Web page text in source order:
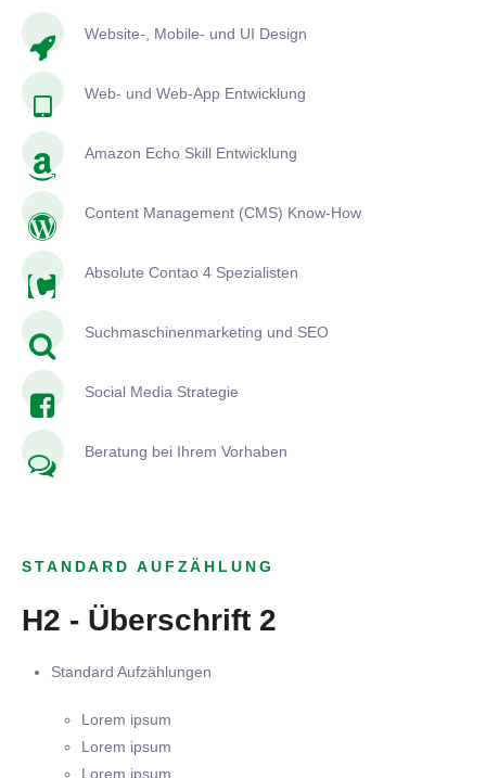
Website-, Mobile- und UI Design
Web- und Web-App Entwicklung
Amazon Echo Skill Entwicklung
Content Management (CMS) Know-How
Absolute Contao 4 Spezialisten
Suchmaschinenmarketing und SEO
Social Media Strategie
Beratung bei Ihrem Vorhaben
STANDARD AUFZÄHLUNG
H2 - Überschrift 2
Standard Aufzählungen
Lorem ipsum
Lorem ipsum
Lorem ipsum